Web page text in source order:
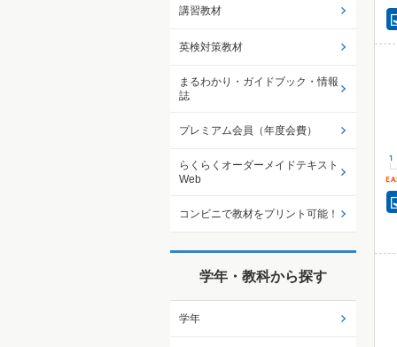
講習教材
英検対策教材
まるわかり・ガイドブック・情報
誌
プレミアム会員（年度会費）
らくらくオーダーメイドテキスト
Web
コンビニで教材をプリント可能！
学年・教科から探す
学年